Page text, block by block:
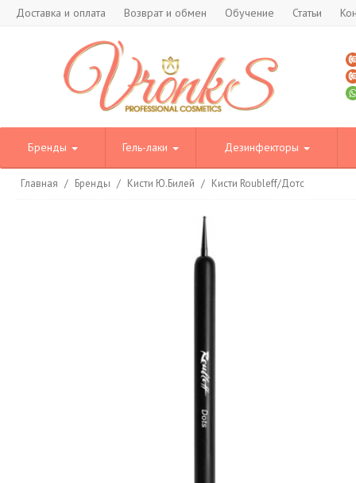
Доставка и оплата Возврат и обмен Обучение Статьи
Бренды Гель-лаки Дезинфекторы
Главная / Бренды / Кисти Ю.Билей / Кисти Roubleff/Дотс